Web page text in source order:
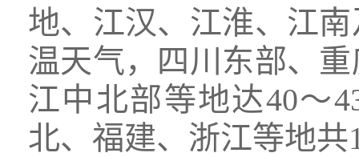
地、江汉、江淮、江
温天气，四川东部、
江中北部等地达40～
北、福建、浙江等地